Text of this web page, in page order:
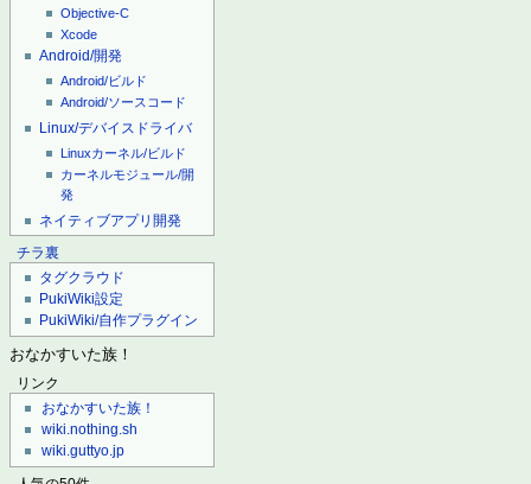
Objective-C
Xcode
Android/開発
Android/ビルド
Android/ソースコード
Linux/デバイスドライバ
Linuxカーネル/ビルド
カーネルモジュール/開
発
ネイティブアプリ開発
チラ裏
タグクラウド
PukiWiki設定
PukiWiki/自作プラグイン
おなかすいた族！
リンク
おなかすいた族！
wiki.nothing.sh
wiki.guttyo.jp